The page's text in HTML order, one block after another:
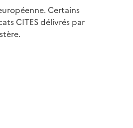
Certains
CITES délivrés par